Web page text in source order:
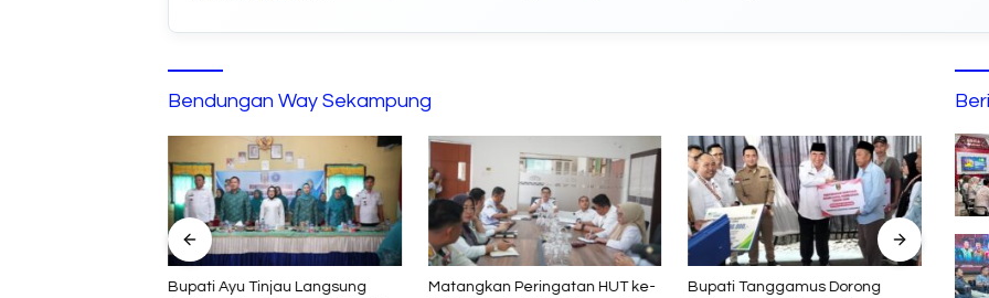
Bendungan Way Sekampung
Bupati Ayu Tinjau Langsung
Matangkan Peringatan HUT ke-
Bupati Tanggamus Dorong